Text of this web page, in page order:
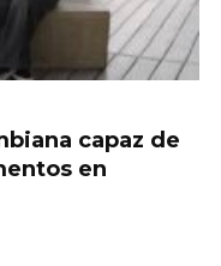
capaz de
en